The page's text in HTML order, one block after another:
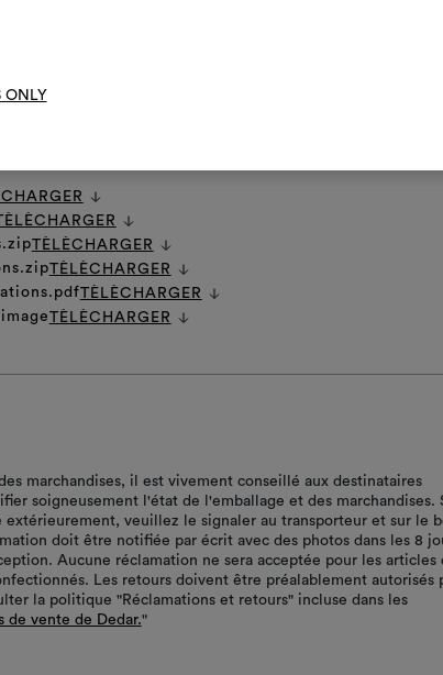
ONLY
TÈLÈCHARGER
TÈLÈCHARGER
TÈLÈCHARGER
TÈLÈCHARGER
marchandises, il est vivement conseillé aux destinataires
soigneusement l'état de l'emballage et des marchandises.
extérieurement, veuillez le signaler au transporteur et sur le
doit être notifiée par écrit avec des photos dans les 8
Aucune réclamation ne sera acceptée pour les articles
Les retours doivent être préalablement autorisés
la politique "Réclamations et retours" incluse dans les
de vente de Dedar."